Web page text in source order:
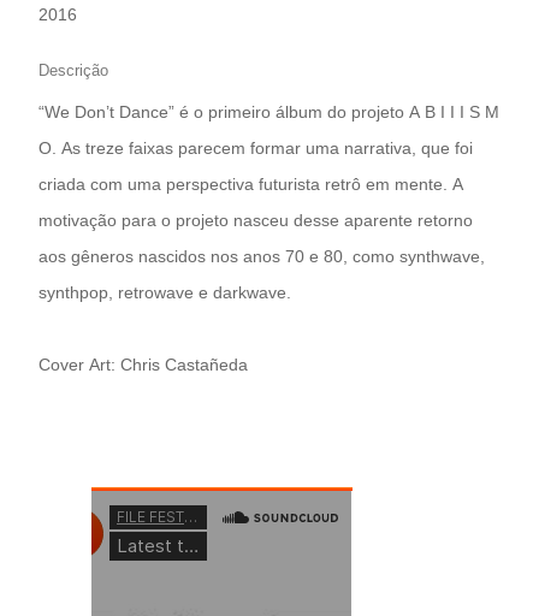
2016
Descrição
“We Don’t Dance” é o primeiro álbum do projeto A B I I I S M
O. As treze faixas parecem formar uma narrativa, que foi
criada com uma perspectiva futurista retrô em mente. A
motivação para o projeto nasceu desse aparente retorno
aos gêneros nascidos nos anos 70 e 80, como synthwave,
synthpop, retrowave e darkwave.
Cover Art: Chris Castañeda